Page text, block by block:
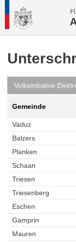
Volksinitiative
Gemeinde
Vaduz
Balzers
Planken
Schaan
Triesen
Triesenberg
Eschen
Gamprin
Mauren